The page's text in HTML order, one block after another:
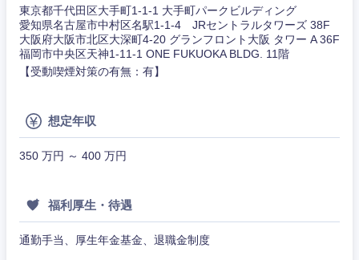
東京都千代田区大手町1‐1‐1 大手町パークビルディング
愛知県名古屋市中村区名駅1-1-4 JRセントラルタワーズ 38F
大阪府大阪市北区大深町4‐20 グランフロント大阪 タワー A 36F
福岡市中央区天神1-11-1 ONE FUKUOKA BLDG. 11階
【受動喫煙対策の有無：有】
想定年収
350 万円 ～ 400 万円
福利厚生・待遇
通勤手当、厚生年金基金、退職金制度
金融専門
職
不動産専
門職
建設・施
工管理
その他マスメディア
群馬県 埼玉県